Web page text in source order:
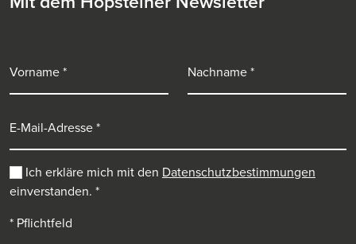
Ich erkläre mich mit den Datenschutzbestimmungen
einverstanden. *
* Pflichtfeld